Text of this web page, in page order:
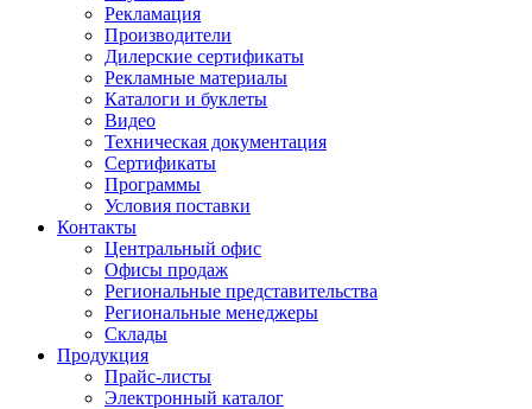
Рекламация
Производители
Дилерские сертификаты
Рекламные материалы
Каталоги и буклеты
Видео
Техническая документация
Сертификаты
Программы
Условия поставки
Контакты
Центральный офис
Офисы продаж
Региональные представительства
Региональные менеджеры
Склады
Продукция
Прайс-листы
Электронный каталог